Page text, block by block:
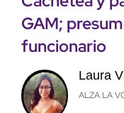
GAM;
funcionario
Laura
ALZA LA